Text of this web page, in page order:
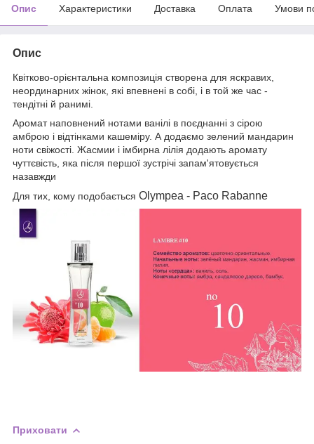
Опис Характеристики Доставка Оплата Умови
Опис
Квітково-орієнтальна композиція створена для яскравих,
неординарних жінок, які впевнені в собі, і в той же час -
тендітні й ранимі.
Аромат наповнений нотами ванілі в поєднанні з сірою
амброю і відтінками кашеміру. А додаємо зелений мандарин
ноти свіжості. Жасмии і імбирна лілія додають аромату
чуттєвість, яка після першої зустрічі запам'ятовується
назавжди
Для тих, кому подобається Olympea - Paco Rabanne
Приховати